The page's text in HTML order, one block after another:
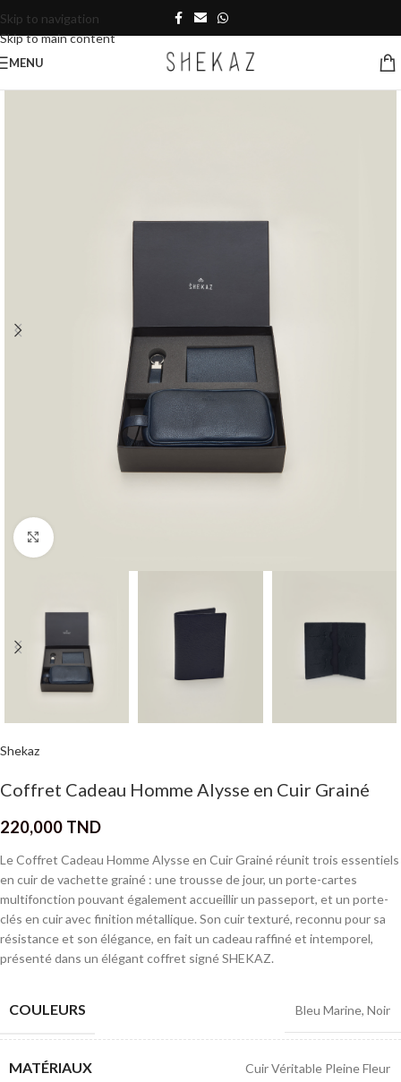
Skip to navigation
Skip to main content
MENU
Click to enlarge
Shekaz
Coffret Cadeau Homme Alysse en Cuir Grainé
220,000 TND
Le Coffret Cadeau Homme Alysse en Cuir Grainé réunit trois essentiels
en cuir de vachette grainé : une trousse de jour, un porte-cartes
multifonction pouvant également accueillir un passeport, et un porte-
clés en cuir avec finition métallique. Son cuir texturé, reconnu pour sa
résistance et son élégance, en fait un cadeau raffiné et intemporel,
présenté dans un élégant coffret signé SHEKAZ.
COULEURS Bleu Marine, Noir
MATÉRIAUX Cuir Véritable Pleine Fleur